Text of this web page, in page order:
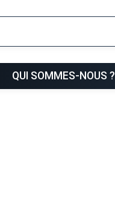
QUI SOMMES-NOUS ?